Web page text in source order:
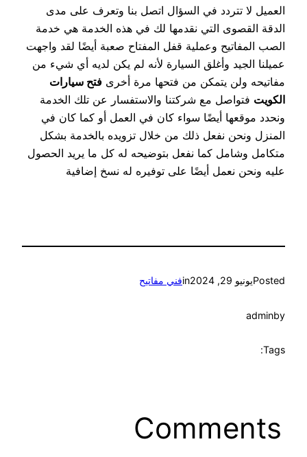
العميل لا تتردد في السؤال اتصل بنا وتعرف على مدى
الدقة القصوى التي نقدمها لك في هذه الخدمة هي خدمة
الصب المفاتيح وعملية قفل المفتاح صعبة أيضًا لقد واجهت
عميلنا الجيد وأغلق السيارة لأنه لم يكن لديه أي شيء من
مفاتيحه ولن يتمكن من فتحها مرة أخرى فتح سيارات
الكويت فتواصل مع شركتنا والاستفسار عن تلك الخدمة
ونحدد موقعها أيضًا سواء كان في العمل أو كما كان في
المنزل ونحن نفعل ذلك من خلال تزويده بالخدمة بشكل
متكامل وشامل كما نفعل بتوضيحه له كل ما يريد الحصول
عليه ونحن نعمل أيضًا على توفيره له نسخ إضافية
Postedيونيو 29, 2024 inفني مفاتيح
by
admin
Tags:
Comments